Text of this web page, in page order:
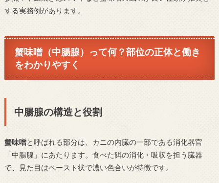
する実務例があります。
蟹味噌（中腸腺）って何？部位の正体と働き
をわかりやすく
中腸腺の構造と役割
蟹味噌と呼ばれる部分は、カニの内臓の一部である消化器官
「中腸腺」にあたります。食べた餌の消化・吸収を担う臓器
で、見た目はペースト状で濃い色合いが特徴です。